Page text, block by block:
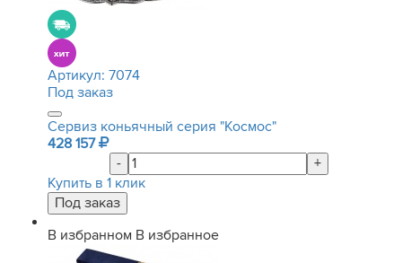
Артикул: 7074
Под заказ
Сервиз коньячный серия "Космос"
428 157
-
+
Купить в 1 клик
В избранном В избранное